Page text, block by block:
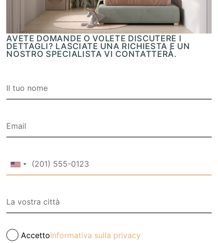
AVETE DOMANDE O VOLETE DISCUTERE I
DETTAGLI? LASCIATE UNA RICHIESTA E UN
NOSTRO SPECIALISTA VI CONTATTERÀ.
AccettoInformativa sulla privacy